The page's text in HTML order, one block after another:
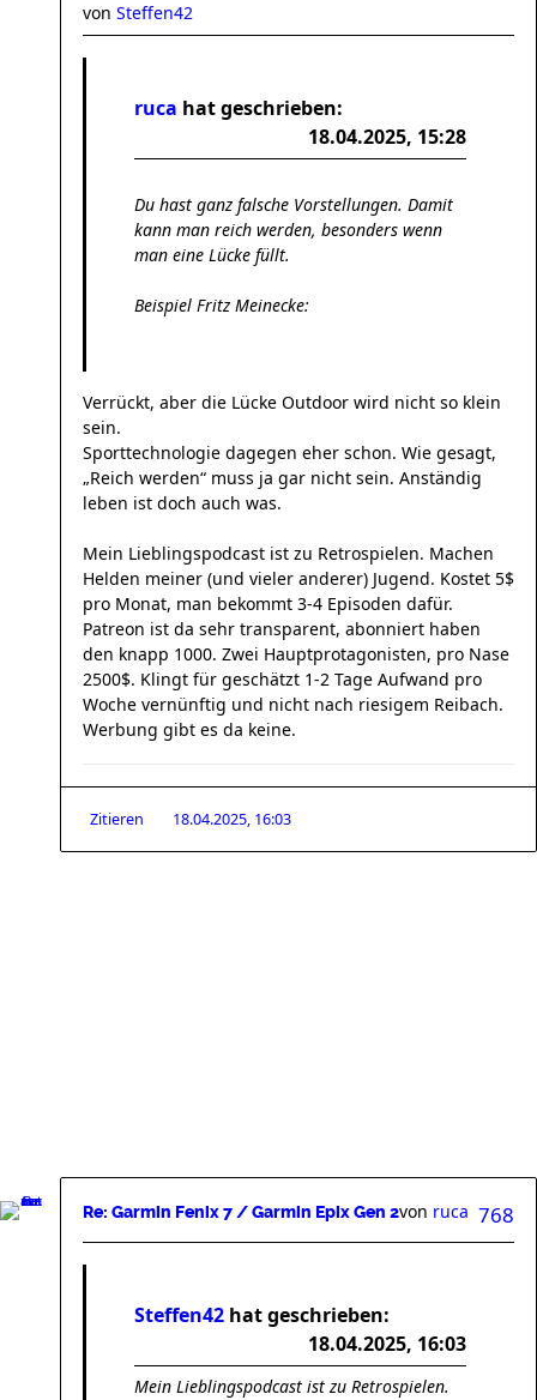
von Steffen42
ruca hat geschrieben:
18.04.2025, 15:28
Du hast ganz falsche Vorstellungen. Damit
kann man reich werden, besonders wenn
man eine Lücke füllt.
Beispiel Fritz Meinecke:
Verrückt, aber die Lücke Outdoor wird nicht so klein
sein.
Sporttechnologie dagegen eher schon. Wie gesagt,
„Reich werden“ muss ja gar nicht sein. Anständig
leben ist doch auch was.
Mein Lieblingspodcast ist zu Retrospielen. Machen
Helden meiner (und vieler anderer) Jugend. Kostet 5$
pro Monat, man bekommt 3-4 Episoden dafür.
Patreon ist da sehr transparent, abonniert haben
den knapp 1000. Zwei Hauptprotagonisten, pro Nase
2500$. Klingt für geschätzt 1-2 Tage Aufwand pro
Woche vernünftig und nicht nach riesigem Reibach.
Werbung gibt es da keine.
Zitieren 18.04.2025, 16:03
Re: Garmin Fenix 7 / Garmin Epix Gen 2 768
von ruca
Steffen42 hat geschrieben:
18.04.2025, 16:03
Mein Lieblingspodcast ist zu Retrospielen.